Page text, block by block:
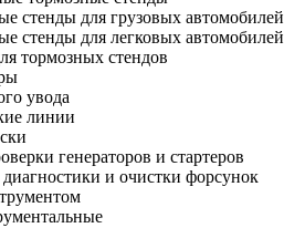
стенды для грузовых
стенды для легковых автомобилей
тормозных стендов
увода
линии
генераторов и стартеров
и очистки форсунок